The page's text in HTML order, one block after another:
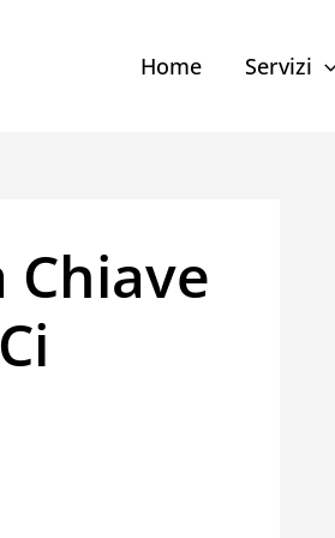
Home Servizi
Chiave